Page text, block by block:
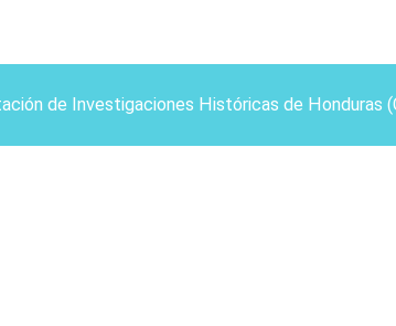
de Investigaciones Históricas de Honduras